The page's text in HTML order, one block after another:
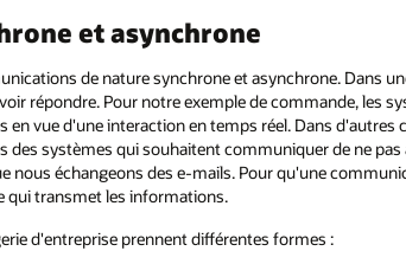
et asynchrone
de nature synchrone et asynchrone. Dans
répondre. Pour notre exemple de commande, les
en vue d'une interaction en temps réel. Dans d'autres
des systèmes qui souhaitent communiquer de ne
nous échangeons des e-mails. Pour qu'une
qui transmet les informations.
d'entreprise prennent différentes formes :